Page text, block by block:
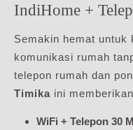
IndiHome +
Semakin hemat untuk
komunikasi rumah
telepon rumah dan
Timika ini
WiFi + Telepon 30